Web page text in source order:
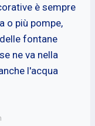
è sempre
o più pompe,
fontane
ne va nella
l'acqua